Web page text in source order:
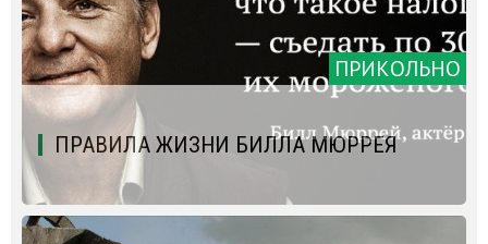
ПРИКОЛЬНО
ПРАВИЛА ЖИЗНИ БИЛЛА МЮРРЕЯ